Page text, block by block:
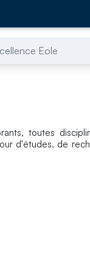
Eole
toutes
d'études, de